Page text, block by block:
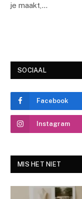
je maakt,…
SOCIAAL
Facebook
Instagram
MIS HET NIET